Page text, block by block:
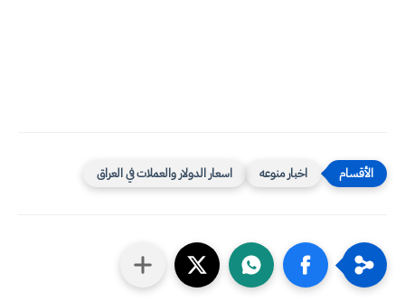
اخبار منوعه اسعار الدولار والعملات في العراق